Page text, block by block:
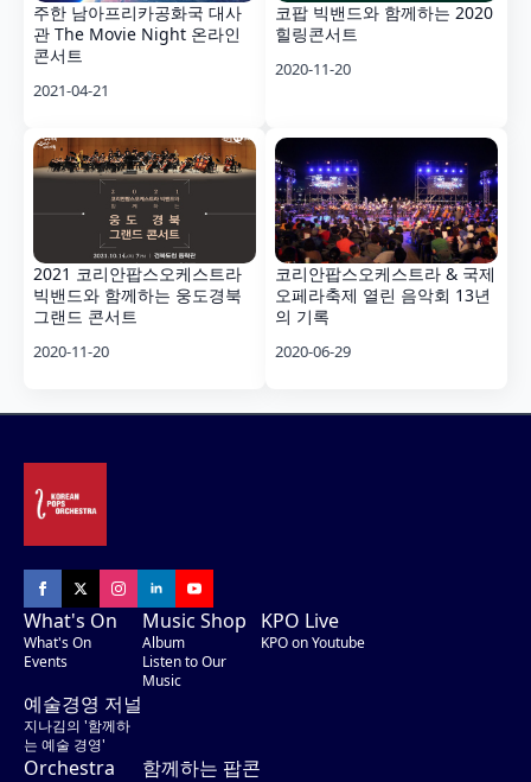
주한 남아프리카공화국 대사
관 The Movie Night 온라인
콘서트
2021-04-21
코팝 빅밴드와 함께하는 2020
힐링콘서트
2020-11-20
2021 코리안팝스오케스트라
빅밴드와 함께하는 웅도경북
그랜드 콘서트
2020-11-20
코리안팝스오케스트라 & 국제
오페라축제 열린 음악회 13년
의 기록
2020-06-29
What's On
What's On
Events
Music Shop
Album
Listen to Our
Music
KPO Live
KPO on Youtube
예술경영 저널
지나김의 '함께하
는 예술 경영'
Orchestra 함께하는 팝콘